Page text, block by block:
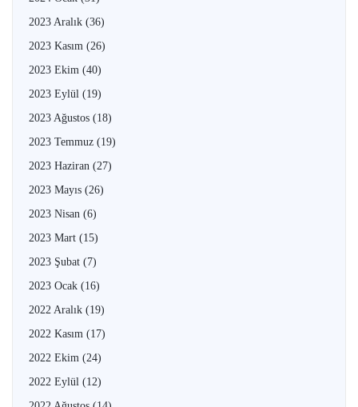
2023 Aralık (36)
2023 Kasım (26)
2023 Ekim (40)
2023 Eylül (19)
2023 Ağustos (18)
2023 Temmuz (19)
2023 Haziran (27)
2023 Mayıs (26)
2023 Nisan (6)
2023 Mart (15)
2023 Şubat (7)
2023 Ocak (16)
2022 Aralık (19)
2022 Kasım (17)
2022 Ekim (24)
2022 Eylül (12)